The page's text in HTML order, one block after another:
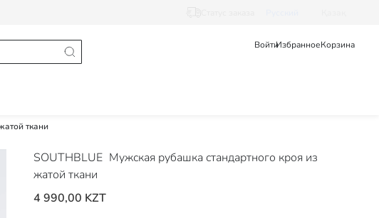
ВойтиИзбранноеКорзина
ткани
SOUTHBLUE Мужская рубашка стандартного кроя из
жатой ткани
4 990,00 KZT